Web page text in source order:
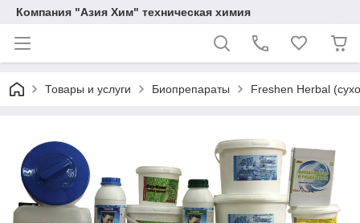
Компания "Азия Хим" техническая химия
Товары и услуги Биопрепараты Freshen Herbal